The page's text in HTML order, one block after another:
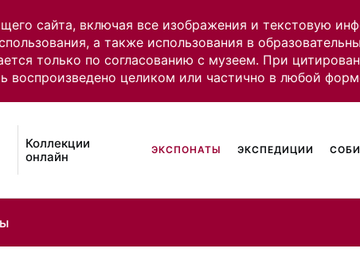
сайта, включая все изображения и текстовую
а также использования в
только по согласованию с музеем. При
воспроизведено целиком или частично в любой
Коллекции
онлайн
ЭКСПОНАТЫ ЭКСПЕДИЦИИ